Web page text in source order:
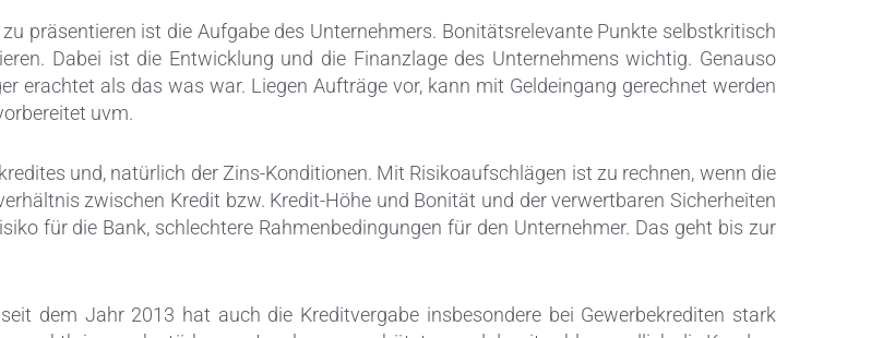
präsentieren ist die Aufgabe des Unternehmers. Bonitätsrelevante Punkte selbstkritisch
Dabei ist die Entwicklung und die Finanzlage des Unternehmens wichtig. Genauso
erachtet als das was war. Liegen Aufträge vor, kann mit Geldeingang gerechnet werden
uvm.
und, natürlich der Zins-Konditionen. Mit Risikoaufschlägen ist zu rechnen, wenn die
zwischen Kredit bzw. Kredit-Höhe und Bonität und der verwertbaren Sicherheiten
für die Bank, schlechtere Rahmenbedingungen für den Unternehmer. Das geht bis zur
dem Jahr 2013 hat auch die Kreditvergabe insbesondere bei Gewerbekrediten stark